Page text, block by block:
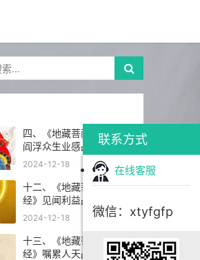
四、《地藏菩萨本愿经》
阎浮众生业感品第四
2024-12-18
十二、《地藏菩萨本愿
经》见闻利益品第十二
2024-12-18
十三、《地藏菩萨本愿
经》嘱累人天品第十三
联系方式
在线客服
微信：xtyfgfp